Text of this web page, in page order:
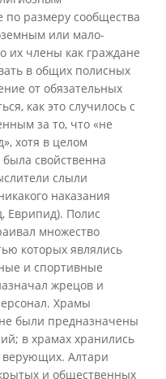
размеру сообщества
или мало-
их члены как граждане
в общих полисных
от обязательных
как это случилось с
за то, что «не
хотя в целом
свойственна
слыли
наказания
Еврипид). Полис
множество
которых являлись
и спортивные
жрецов и
Храмы
были предназначены
в храмах хранились
верующих. Алтари
и общественных